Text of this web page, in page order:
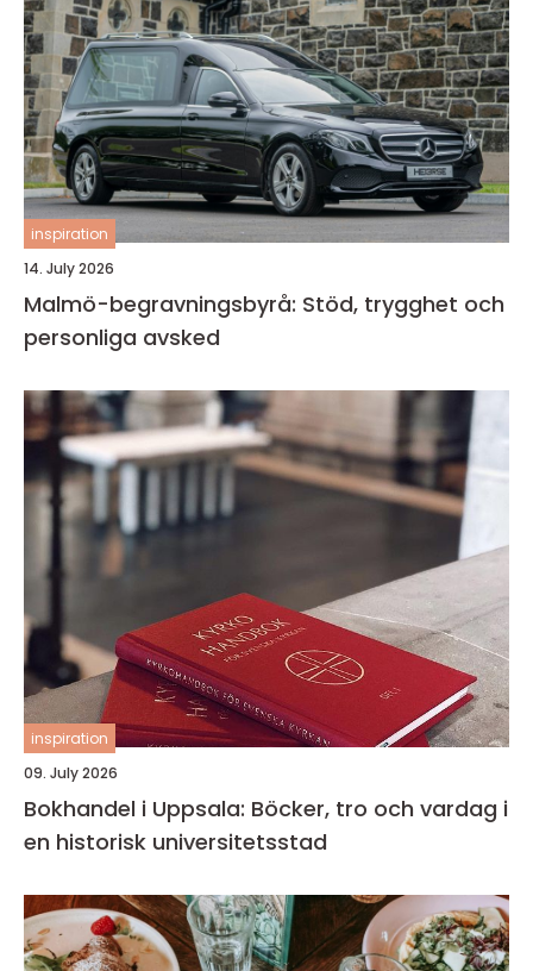
inspiration
14. July 2026
Malmö-begravningsbyrå: Stöd, trygghet och
personliga avsked
inspiration
09. July 2026
Bokhandel i Uppsala: Böcker, tro och vardag i
en historisk universitetsstad